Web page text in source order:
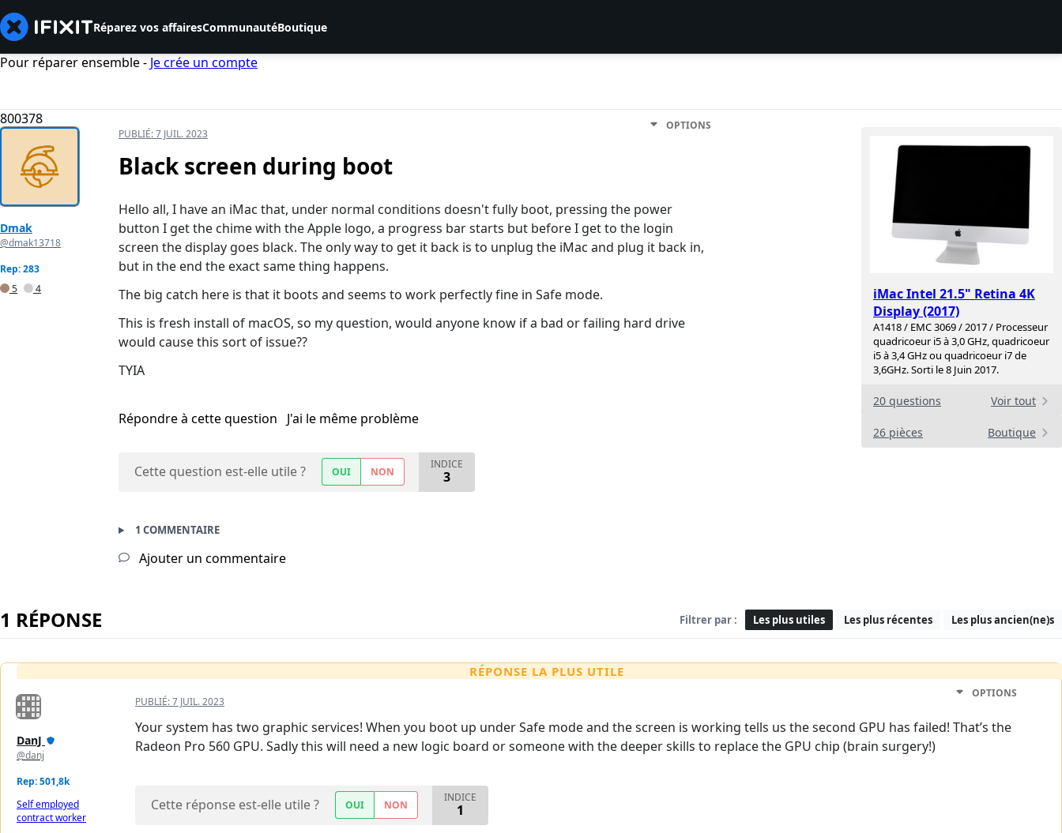
Réparez vos affairesCommunautéBoutique
Pour réparer ensemble - Je crée un compte
800378
iMac Intel 21.5" Retina 4K
Display (2017)
A1418 / EMC 3069 / 2017 / Processeur
quadricoeur i5 à 3,0 GHz, quadricoeur
i5 à 3,4 GHz ou quadricoeur i7 de
3,6GHz. Sorti le 8 Juin 2017.
20 questions Voir tout
26 pièces Boutique
Dmak
@dmak13718
Rep: 283
5
4
PUBLIÉ:7 JUIL. 2023
OPTIONS
Black screen during boot
Hello all, I have an iMac that, under normal conditions doesn't fully boot, pressing the power
button I get the chime with the Apple logo, a progress bar starts but before I get to the login
screen the display goes black. The only way to get it back is to unplug the iMac and plug it back in,
but in the end the exact same thing happens.
The big catch here is that it boots and seems to work perfectly fine in Safe mode.
This is fresh install of macOS, so my question, would anyone know if a bad or failing hard drive
would cause this sort of issue??
TYIA
Répondre à cette question J'ai le même problème
Cette question est-elle utile ? OUI NON
INDICE
3
1 COMMENTAIRE
Ajouter un commentaire
1 RÉPONSE Filtrer par : Les plus utiles Les plus récentes Les plus ancien(ne)s
RÉPONSE LA PLUS UTILE
DanJ
@danj
Rep: 501,8k
Self employed
contract worker
PUBLIÉ:7 JUIL. 2023
OPTIONS
Your system has two graphic services! When you boot up under Safe mode and the screen is working tells us the second GPU has failed! That’s the
Radeon Pro 560 GPU. Sadly this will need a new logic board or someone with the deeper skills to replace the GPU chip (brain surgery!)
Cette réponse est-elle utile ? OUI NON
INDICE
1